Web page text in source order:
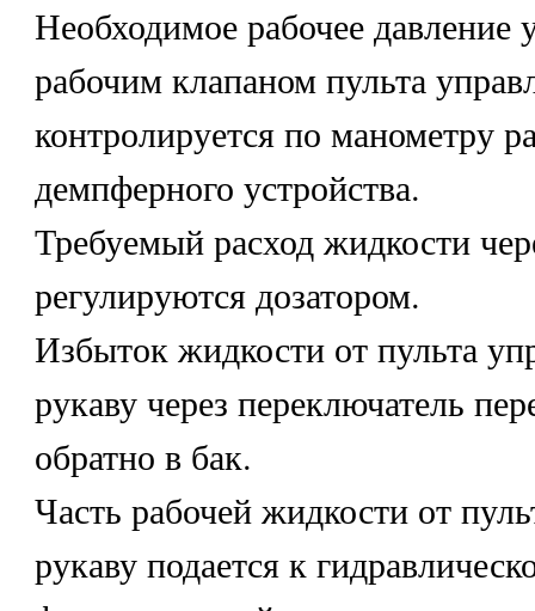
Необходимое рабочее давление
рабочим клапаном пульта
контролируется по манометру
демпферного устройства.
Требуемый расход жидкости
регулируются дозатором.
Избыток жидкости от пульта
рукаву через переключатель
обратно в бак.
Часть рабочей жидкости от
рукаву подается к